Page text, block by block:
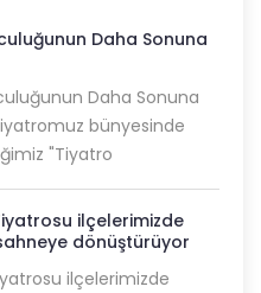
Daha Sonuna
Daha Sonuna
bünyesinde
"Tiyatro
ilçelerimizde
dönüştürüyor
ilçelerimizde